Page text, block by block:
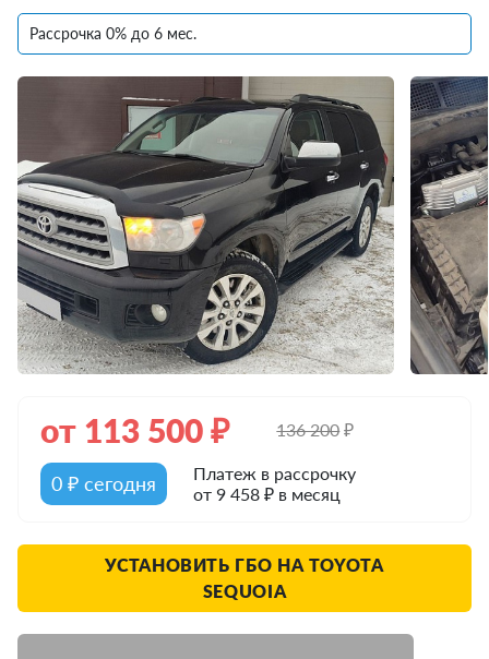
Рассрочка 0% до 6 мес.
от 113 500₽ 136 200₽
0 ₽ сегодня
Платеж в рассрочку
от 9 458 ₽ в месяц
УСТАНОВИТЬ ГБО НА TOYOTA
SEQUOIA